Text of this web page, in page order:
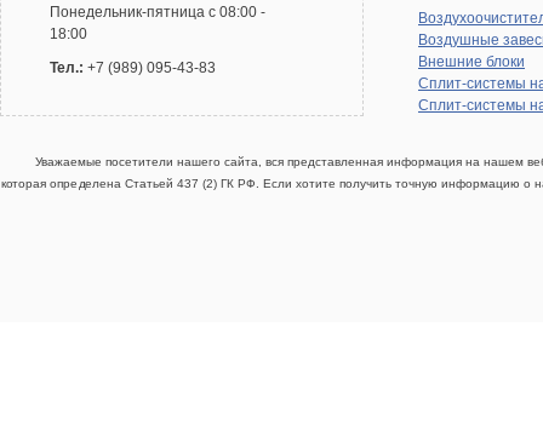
Понедельник-пятница с 08:00 -
18:00
Тел.: +7 (989) 095-43-83
Воздушные
Внешние блоки
Сплит-системы
Сплит-системы
Уважаемые посетители нашего сайта, вся представленная информация на нашем
которая определена Статьей 437 (2) ГК РФ. Если хотите получить точную информацию о